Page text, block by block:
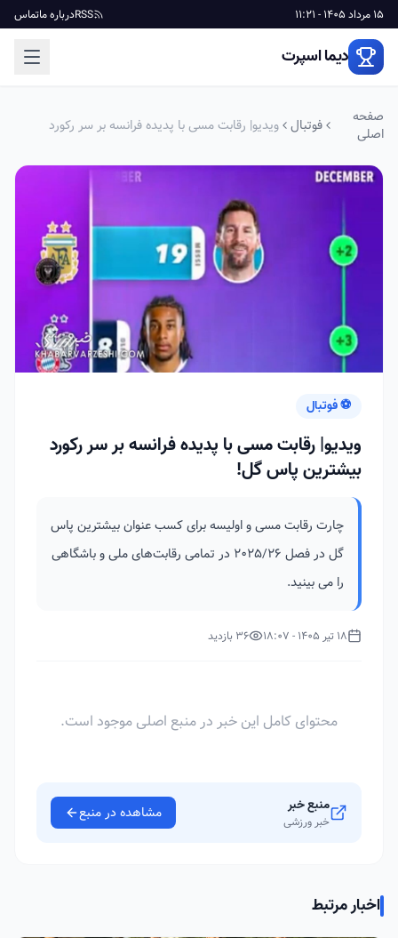
15 مرداد 1405 - 11:21 RSSدرباره ماتماس
دیما اسپرت
صفحه
اصلی
فوتبال ویدیو| رقابت مسی با پدیده فرانسه بر سر رکورد
⚽ فوتبال
ویدیو| رقابت مسی با پدیده فرانسه بر سر رکورد
بیشترین پاس گل!
چارت رقابت مسی و اولیسه برای کسب عنوان بیشترین پاس
گل در فصل ۲۰۲۵/۲۶ در تمامی رقابت‌های ملی و باشگاهی
را می بینید.
18 تیر 1405 - 18:07 36 بازدید
محتوای کامل این خبر در منبع اصلی موجود است.
منبع خبر
خبر ورزشی مشاهده در منبع
اخبار مرتبط